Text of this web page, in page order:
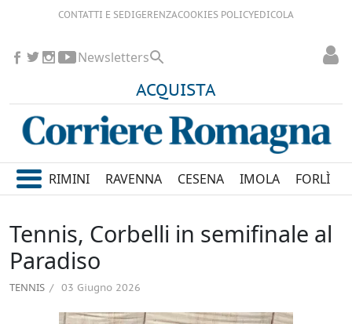
CONTATTI E SEDIGERENZACOOKIES POLICYEDICOLA
ACQUISTA
Newsletters
RIMINI RAVENNA CESENA IMOLA FORLÌ
Tennis, Corbelli in semifinale al
Paradiso
TENNIS 03 Giugno 2026